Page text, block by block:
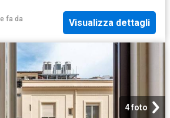
fa da
Visualizza dettagli
4 foto